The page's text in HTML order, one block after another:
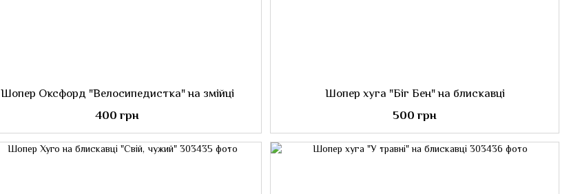
Шопер Оксфорд "Велосипедистка" на змійці
400 грн
Шопер хуга "Біг Бен" на блискавці
500 грн